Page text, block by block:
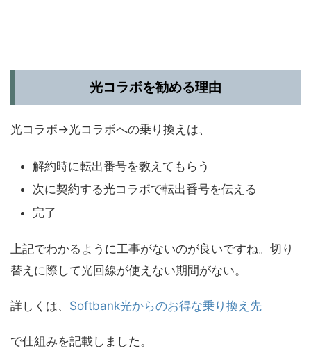
光コラボを勧める理由
光コラボ→光コラボへの乗り換えは、
解約時に転出番号を教えてもらう
次に契約する光コラボで転出番号を伝える
完了
上記でわかるように工事がないのが良いですね。切り
替えに際して光回線が使えない期間がない。
詳しくは、 Softbank光からのお得な乗り換え先
で仕組みを記載しました。